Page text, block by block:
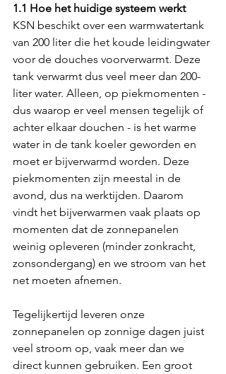
1.1 Hoe het huidige systeem werkt
KSN beschikt over een warmwatertank
van 200 liter die het koude leidingwater
voor de douches voorverwarmt. Deze
tank verwarmt dus veel meer dan 200-
liter water. Alleen, op piekmomenten -
dus waarop er veel mensen tegelijk of
achter elkaar douchen - is het warme
water in de tank koeler geworden en
moet er bijverwarmd worden. Deze
piekmomenten zijn meestal in de
avond, dus na werktijden. Daarom
vindt het bijverwarmen vaak plaats op
momenten dat de zonnepanelen
weinig opleveren (minder zonkracht,
zonsondergang) en we stroom van het
net moeten afnemen.
Tegelijkertijd leveren onze
zonnepanelen op zonnige dagen juist
veel stroom op, vaak meer dan we
direct kunnen gebruiken. Een groot